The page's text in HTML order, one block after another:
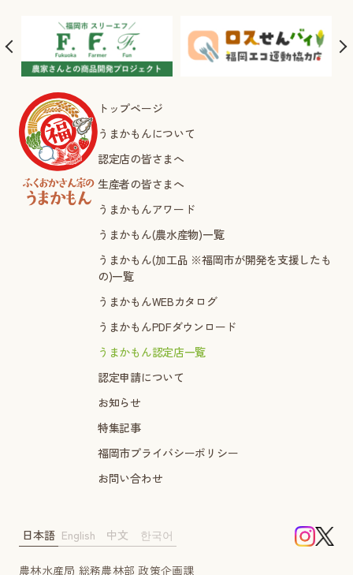
トップページ
うまかもんについて
認定店の皆さまへ
生産者の皆さまへ
うまかもんアワード
うまかもん(農水産物)一覧
うまかもん(加工品 ※福岡市が開発を支援したも
の)一覧
うまかもんWEBカタログ
うまかもんPDFダウンロード
うまかもん認定店一覧
認定申請について
お知らせ
特集記事
福岡市プライバシーポリシー
お問い合わせ
農林水産局 総務農林部 政策企画課
日本語 English 中文 한국어